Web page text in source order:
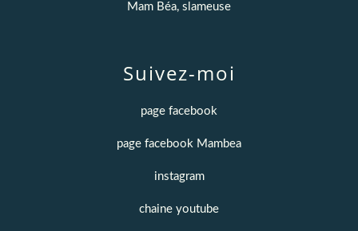
Mam Béa, slameuse
Suivez-moi
page facebook
page facebook Mambea
instagram
chaine youtube